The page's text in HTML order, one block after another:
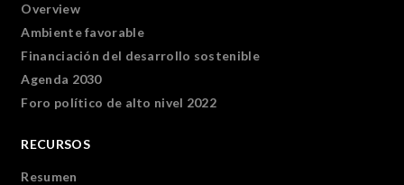
Overview
Ambiente favorable
Financiación del desarrollo sostenible
Agenda 2030
Foro político de alto nivel 2022
RECURSOS
Resumen